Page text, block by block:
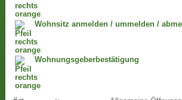
Wohnsitz anmelden / ummelden /
Wohnungsgeberbestätigung